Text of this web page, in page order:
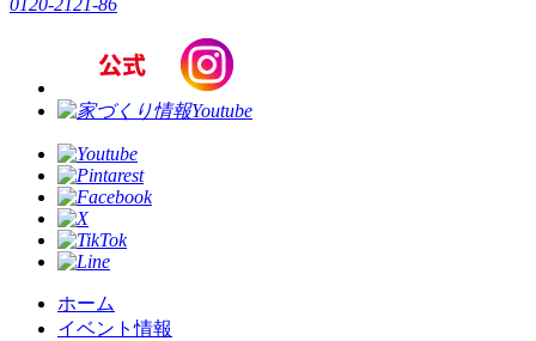
ホーム
イベント情報